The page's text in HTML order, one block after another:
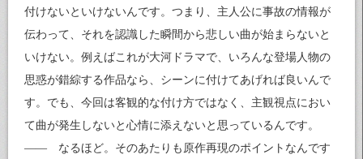
付けないといけないんです。つまり、主人公に事故の情報が
伝わって、それを認識した瞬間から悲しい曲が始まらないと
いけない。例えばこれが大河ドラマで、いろんな登場人物の
思惑が錯綜する作品なら、シーンに付けてあげれば良いんで
す。でも、今回は客観的な付け方ではなく、主観視点におい
て曲が発生しないと心情に添えないと思っているんです。
—— なるほど。そのあたりも原作再現のポイントなんです